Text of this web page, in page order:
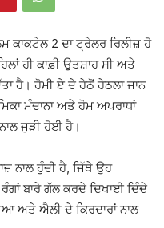
ਕਾਕਟੇਲ 2 ਦਾ ਟ੍ਰੇਲਰ ਰਿਲੀਜ਼ ਹੋ
ਹੀ ਕਾਫ਼ੀ ਉਤਸ਼ਾਹ ਸੀ ਅਤੇ
ਹੈ। ਹੋਮੀ ਏ ਦੇ ਹੇਠੋਂ ਹੇਠਲਾ ਜਾਨ
ਮੰਦਾਨਾ ਅਤੇ ਹੋਮ ਅਪਰਾਧਾਂ
ਜੁੜੀ ਹੋਈ ਹੈ।
ਨਾਲ ਹੁੰਦੀ ਹੈ, ਜਿੱਥੇ ਉਹ
ਬਾਰੇ ਗੱਲ ਕਰਦੇ ਦਿਖਾਈ ਦਿੰਦੇ
ਅਤੇ ਐਲੀ ਦੇ ਕਿਰਦਾਰਾਂ ਨਾਲ